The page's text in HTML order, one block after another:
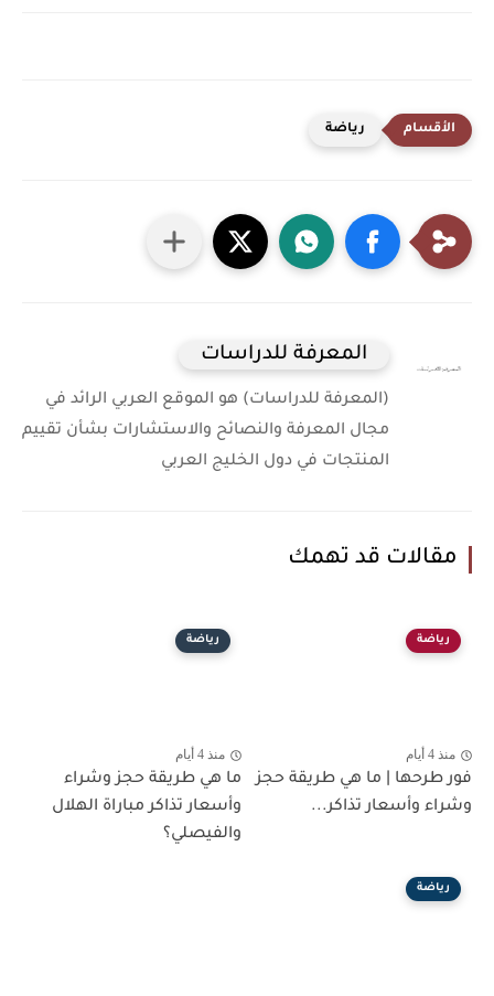
رياضة
المعرفة للدراسات
(المعرفة للدراسات) هو الموقع العربي الرائد في
مجال المعرفة والنصائح والاستشارات بشأن تقييم
المنتجات في دول الخليج العربي
مقالات قد تهمك
رياضة
منذ 4 أيام
فور طرحها | ما هي طريقة حجز
وشراء وأسعار تذاكر...
رياضة
منذ 4 أيام
ما هي طريقة حجز وشراء
وأسعار تذاكر مباراة الهلال
والفيصلي؟
رياضة